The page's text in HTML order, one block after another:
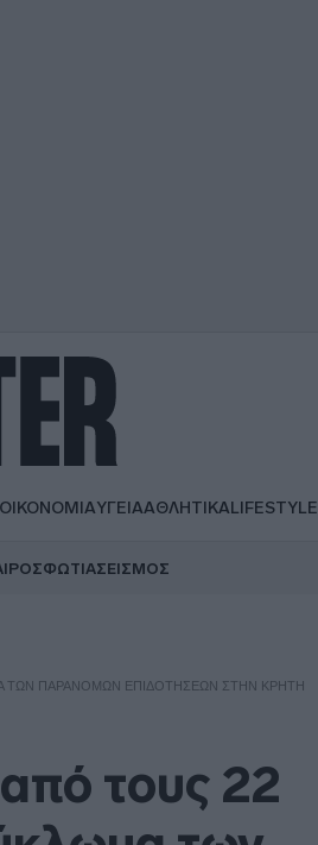
ΟΙΚΟΝΟΜΙΑΥΓΕΙΑΑΘΛΗΤΙΚΑLIFESTYLE
ΦΩΤΙΑΣΕΙΣΜΟΣ
ΤΩΝ ΠΑΡΆΝΟΜΩΝ ΕΠΙΔΟΤΉΣΕΩΝ ΣΤΗΝ ΚΡΉΤΗ
τους 22